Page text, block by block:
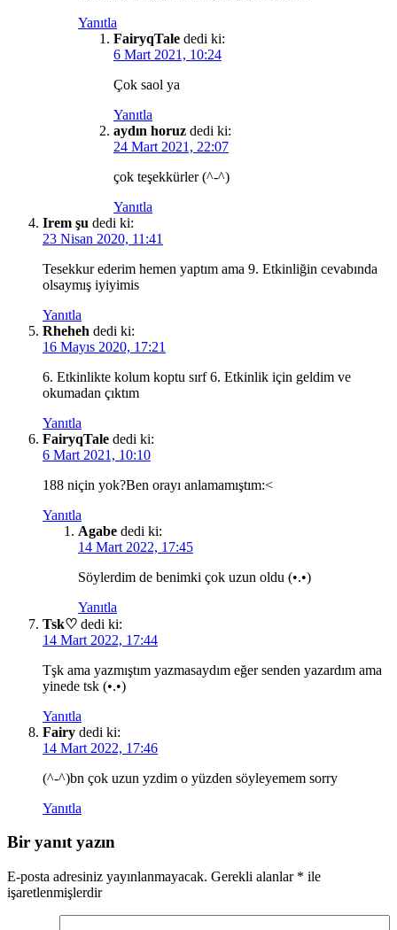
Yanıtla
FairyqTale dedi ki:
6 Mart 2021, 10:24
Çok saol ya
Yanıtla
aydın horuz dedi ki:
24 Mart 2021, 22:07
çok teşekkürler (^-^)
Yanıtla
Irem şu dedi ki:
23 Nisan 2020, 11:41
Tesekkur ederim hemen yaptım ama 9. Etkinliğin cevabında
olsaymış iyiyimis
Yanıtla
Rheheh dedi ki:
16 Mayıs 2020, 17:21
6. Etkinlikte kolum koptu sırf 6. Etkinlik için geldim ve
okumadan çıktım
Yanıtla
FairyqTale dedi ki:
6 Mart 2021, 10:10
188 niçin yok?Ben orayı anlamamıştım:<
Yanıtla
Agabe dedi ki:
14 Mart 2022, 17:45
Söylerdim de benimki çok uzun oldu (•.•)
Yanıtla
Tsk♡ dedi ki:
14 Mart 2022, 17:44
Tşk ama yazmıştım yazmasaydım eğer senden yazardım ama
yinede tsk (•.•)
Yanıtla
Fairy dedi ki:
14 Mart 2022, 17:46
(^-^)bn çok uzun yzdim o yüzden söyleyemem sorry
Yanıtla
Bir yanıt yazın
E-posta adresiniz yayınlanmayacak. Gerekli alanlar * ile
işaretlenmişlerdir